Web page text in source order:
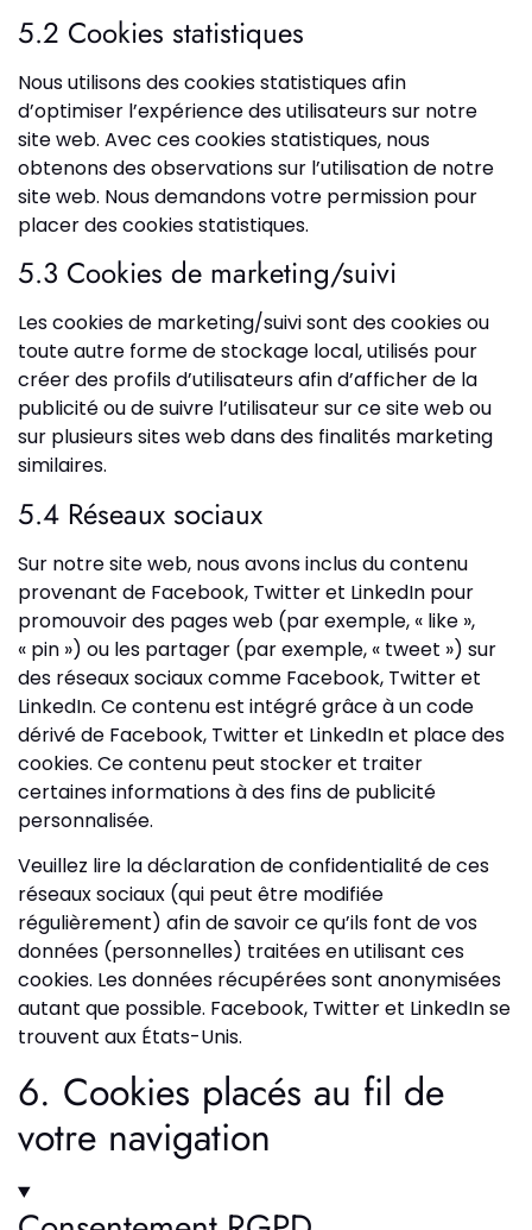
5.2 Cookies statistiques
Nous utilisons des cookies statistiques afin
d’optimiser l’expérience des utilisateurs sur notre
site web. Avec ces cookies statistiques, nous
obtenons des observations sur l’utilisation de notre
site web. Nous demandons votre permission pour
placer des cookies statistiques.
5.3 Cookies de marketing/suivi
Les cookies de marketing/suivi sont des cookies ou
toute autre forme de stockage local, utilisés pour
créer des profils d’utilisateurs afin d’afficher de la
publicité ou de suivre l’utilisateur sur ce site web ou
sur plusieurs sites web dans des finalités marketing
similaires.
5.4 Réseaux sociaux
Sur notre site web, nous avons inclus du contenu
provenant de Facebook, Twitter et LinkedIn pour
promouvoir des pages web (par exemple, « like »,
« pin ») ou les partager (par exemple, « tweet ») sur
des réseaux sociaux comme Facebook, Twitter et
LinkedIn. Ce contenu est intégré grâce à un code
dérivé de Facebook, Twitter et LinkedIn et place des
cookies. Ce contenu peut stocker et traiter
certaines informations à des fins de publicité
personnalisée.
Veuillez lire la déclaration de confidentialité de ces
réseaux sociaux (qui peut être modifiée
régulièrement) afin de savoir ce qu’ils font de vos
données (personnelles) traitées en utilisant ces
cookies. Les données récupérées sont anonymisées
autant que possible. Facebook, Twitter et LinkedIn se
trouvent aux États-Unis.
6. Cookies placés au fil de
votre navigation